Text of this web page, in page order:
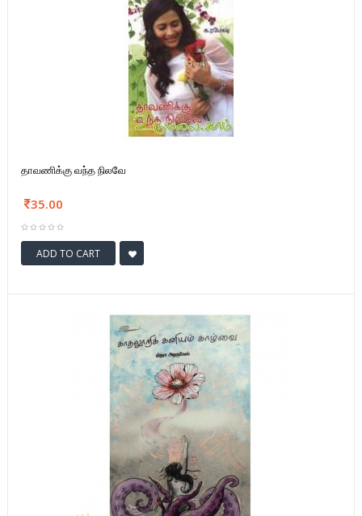
தாவணிக்கு வந்த நிலவே
35.00
ADD TO CART